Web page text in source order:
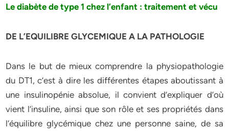
Le diabète de type 1 chez l’enfant : traitement et vécu
DE L’EQUILIBRE GLYCEMIQUE A LA PATHOLOGIE
Dans le but de mieux comprendre la physiopathologie
du DT1, c’est à dire les différentes étapes aboutissant à
une insulinopénie absolue, il convient d’expliquer d’où
vient l’insuline, ainsi que son rôle et ses propriétés dans
l’équilibre glycémique chez une personne saine, de sa